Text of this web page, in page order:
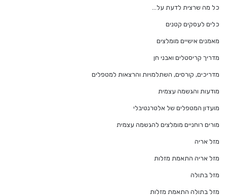
כל מה שרצית לדעת על…
כלים לעסקים קטנים
מאמנים אישיים מומלצים
מדריך קריסטלים ואבני חן
מדריכים, קורסים, השתלמויות והרצאות למטפלים
מודעות והגשמה עצמית
מועדון המטפלים של אלטרנטיבלי
מורים רוחניים מומלצים להגשמה עצמית
מזל אריה
מזל אריה התאמת מזלות
מזל בתולה
מזל בתולה התאמת מזלות